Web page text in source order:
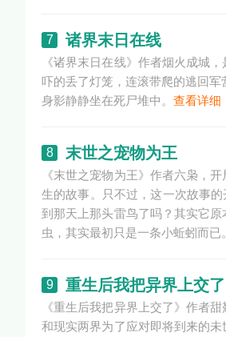
7 诸界末日在线
《诸界末日在线》作者烟火成城
吓的丢了灯笼，连滚带爬的逃回
身影静静坐在死尸堆中。 查看详细
8 末世之宠物为王
《末世之宠物为王》作者六枭，
生的故事。只不过，这一次故事
到那天上那头雷鸟了吗？其实它
虫，其实最初只是一条小蚯蚓而已
9 重生后我把异界上交了
《重生后我把异界上交了》作者
和现实两界为了应对即将到来的